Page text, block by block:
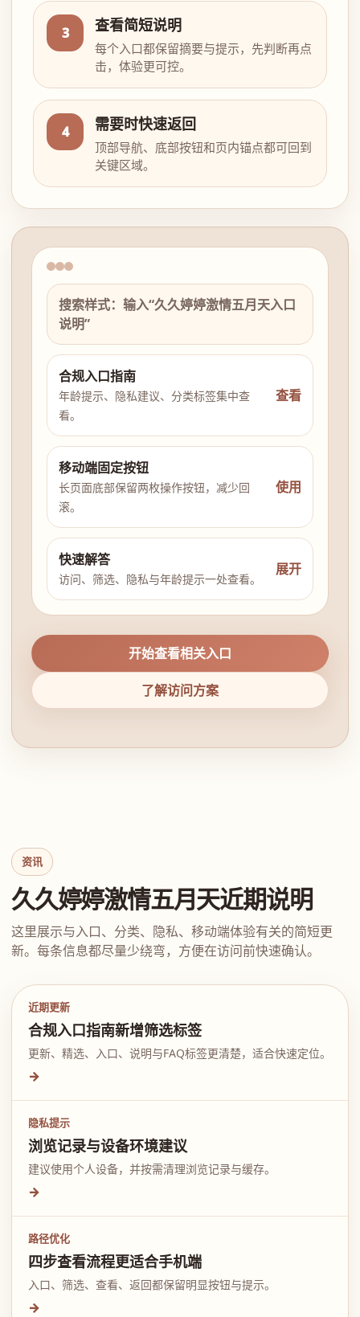
3 查看简短说明
每个入口都保留摘要与提示，先判断再点
击，体验更可控。
4 需要时快速返回
顶部导航、底部按钮和页内锚点都可回到
关键区域。
搜索样式：输入“久久婷婷激情五月天入口
说明”
合规入口指南
年龄提示、隐私建议、分类标签集中查
看。
查看
移动端固定按钮
长页面底部保留两枚操作按钮，减少回
滚。
使用
快速解答
访问、筛选、隐私与年龄提示一处查看。
展开
开始查看相关入口
了解访问方案
资讯
久久婷婷激情五月天近期说明
这里展示与入口、分类、隐私、移动端体验有关的简短更
新。每条信息都尽量少绕弯，方便在访问前快速确认。
近期更新
合规入口指南新增筛选标签
更新、精选、入口、说明与FAQ标签更清楚，适合快速定位。
→
隐私提示
浏览记录与设备环境建议
建议使用个人设备，并按需清理浏览记录与缓存。
→
路径优化
四步查看流程更适合手机端
入口、筛选、查看、返回都保留明显按钮与提示。
→